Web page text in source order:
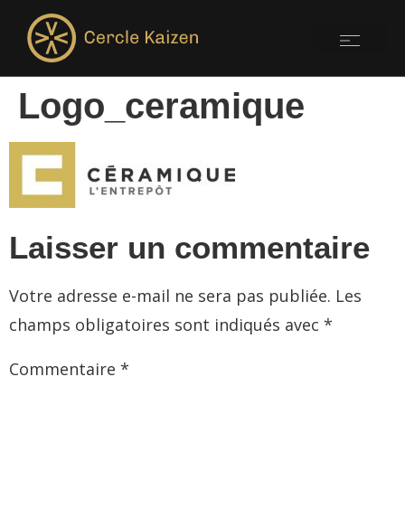
Logo_ceramique
Laisser un commentaire
Votre adresse e-mail ne sera pas publiée. Les
champs obligatoires sont indiqués avec *
Commentaire *